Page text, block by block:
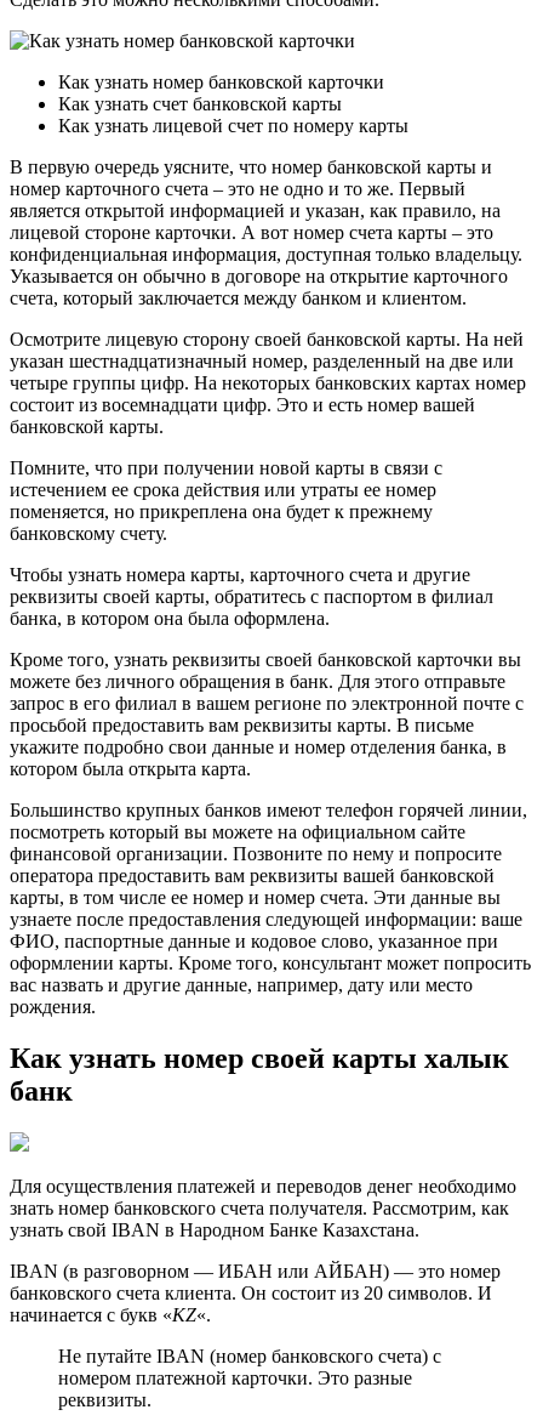
Как узнать номер банковской карточки
Как узнать счет банковской карты
Как узнать лицевой счет по номеру карты
В первую очередь уясните, что номер банковской карты и
номер карточного счета – это не одно и то же. Первый
является открытой информацией и указан, как правило, на
лицевой стороне карточки. А вот номер счета карты – это
конфиденциальная информация, доступная только владельцу.
Указывается он обычно в договоре на открытие карточного
счета, который заключается между банком и клиентом.
Осмотрите лицевую сторону своей банковской карты. На ней
указан шестнадцатизначный номер, разделенный на две или
четыре группы цифр. На некоторых банковских картах номер
состоит из восемнадцати цифр. Это и есть номер вашей
банковской карты.
Помните, что при получении новой карты в связи с
истечением ее срока действия или утраты ее номер
поменяется, но прикреплена она будет к прежнему
банковскому счету.
Чтобы узнать номера карты, карточного счета и другие
реквизиты своей карты, обратитесь с паспортом в филиал
банка, в котором она была оформлена.
Кроме того, узнать реквизиты своей банковской карточки вы
можете без личного обращения в банк. Для этого отправьте
запрос в его филиал в вашем регионе по электронной почте с
просьбой предоставить вам реквизиты карты. В письме
укажите подробно свои данные и номер отделения банка, в
котором была открыта карта.
Большинство крупных банков имеют телефон горячей линии,
посмотреть который вы можете на официальном сайте
финансовой организации. Позвоните по нему и попросите
оператора предоставить вам реквизиты вашей банковской
карты, в том числе ее номер и номер счета. Эти данные вы
узнаете после предоставления следующей информации: ваше
ФИО, паспортные данные и кодовое слово, указанное при
оформлении карты. Кроме того, консультант может попросить
вас назвать и другие данные, например, дату или место
рождения.
Как узнать номер своей карты халык
банк
Для осуществления платежей и переводов денег необходимо
знать номер банковского счета получателя. Рассмотрим, как
узнать свой IBAN в Народном Банке Казахстана.
IBAN (в разговорном — ИБАН или АЙБАН) — это номер
банковского счета клиента. Он состоит из 20 символов. И
начинается с букв «KZ«.
Не путайте IBAN (номер банковского счета) с
номером платежной карточки. Это разные
реквизиты.